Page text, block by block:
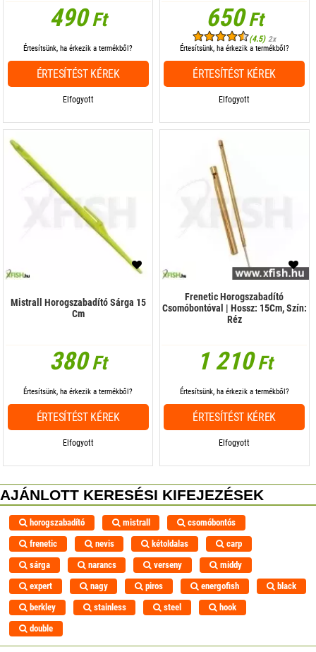
490Ft
Elfogyott
Értesítsünk, ha érkezik a termékből?
ÉRTESÍTÉST KÉREK
650Ft
(4.5) 2x
Elfogyott
Értesítsünk, ha érkezik a termékből?
ÉRTESÍTÉST KÉREK
Mistrall Horogszabadító Sárga 15
Cm
380Ft
Elfogyott
Értesítsünk, ha érkezik a termékből?
ÉRTESÍTÉST KÉREK
Frenetic Horogszabadító
Csomóbontóval | Hossz: 15Cm, Szín:
Réz
1 210Ft
Elfogyott
Értesítsünk, ha érkezik a termékből?
ÉRTESÍTÉST KÉREK
AJÁNLOTT KERESÉSI KIFEJEZÉSEK
horogszabadító mistrall
csomóbontós
frenetic
nevis kétoldalas
carp
sárga
narancs verseny
middy
expert
nagy piros energofish
black
berkley
stainless steel
hook
double